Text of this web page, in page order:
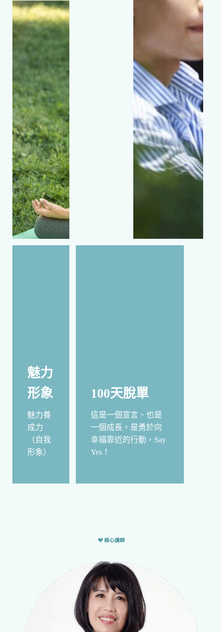
魅力
形象
魅力養
成力
（自我
形象）
100天脫單
這是一個宣言、也是
一個成長，是勇於向
幸福靠近的行動，Say
Yes！